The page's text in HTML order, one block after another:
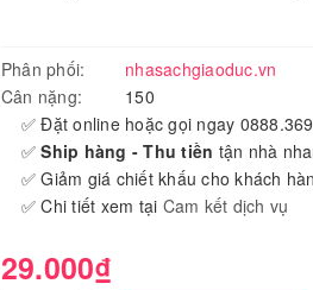
Phân phối:
nhasachgiaoduc.vn
Cân nặng:
150
✅ Đặt online hoặc gọi ngay
✅Ship hàng - Thu tiền tận nhà
✅ Giảm giá chiết khấu cho khách
✅ Chi tiết xem tại Cam kết dịch vụ
29.000₫